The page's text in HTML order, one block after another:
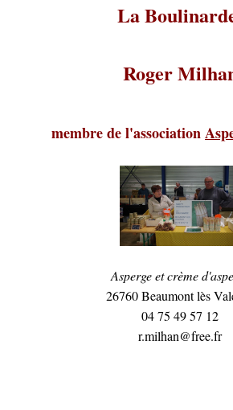
La
Roger
membre de l'association
Asperge et crème
26760 Beaumont lès
04 75 49 57 12
r.milhan@free.fr